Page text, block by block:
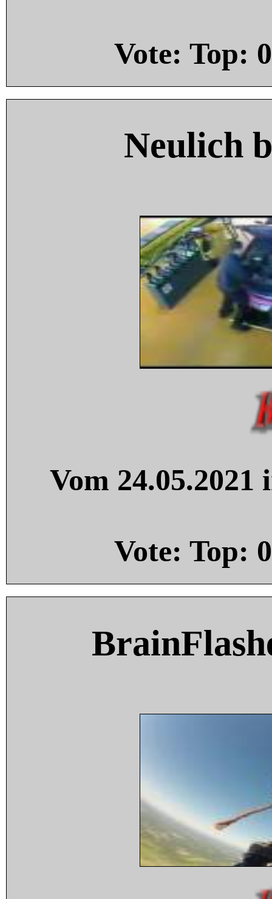
Vote: Top: 0
Neulich
Vom
Vote: Top: 0